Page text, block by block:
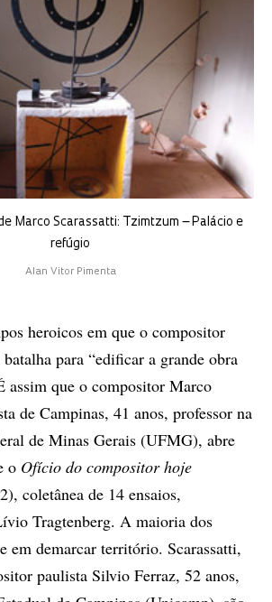
Marco Scarassatti: Tzimtzum – Palácio e
refúgio
Alan Vitor Pimenta
heroicos em que o compositor
para “edificar a grande obra
assim que o compositor Marco
de Campinas, 41 anos, professor na
de Minas Gerais (UFMG), abre
o Ofício do compositor hoje
coletânea de 14 ensaios,
Tragtenberg. A maioria dos
em demarcar território. Scarassatti,
paulista Silvio Ferraz, 52 anos,